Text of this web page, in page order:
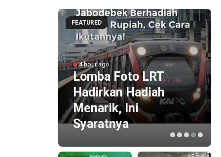
FEATURED
4 hour ago
Lomba Foto LRT
Hadirkan Hadiah
Menarik, Ini
Syaratnya